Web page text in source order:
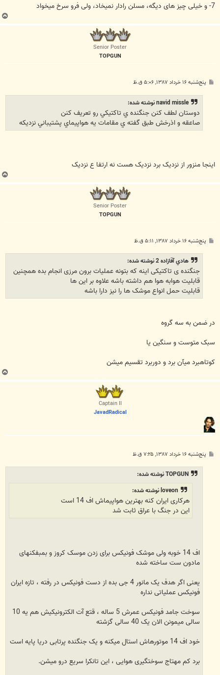
7- و خيلی چيز های ديگه، مسلن رادار نميخاد، ولی فرو سرخ ميخواد
ب
ا
Senior Poster
TOPGUN
پ پنج‌شنبه ۱۶ خرداد ۱۳۸۷, ۵:۰۶ ق.ظ
navid missle نوشته شده:
دوستان لطف کنن جنگنده ي تاکتيکي رو تعريف کنن
صاعقه و اذرخش طبق گفته ي مقامات يه هواپيماي پشتيباني نزديکه
اينجا منزور از نزديک برد نزديک هست نه ارتفا ع نزديک
ب
ا
Senior Poster
TOPGUN
پ پنج‌شنبه ۱۶ خرداد ۱۳۸۷, ۵:۱۱ ق.ظ
هادي آقازاده 2 نوشته شده:
جنگنده ی تاکتیکی اینه که بتونه عملیات برون مرزی انجام بده همچنین
قابلیت هوابه هوا هم داشته باشه علاوه بر این ها
قابلیت حمل انواع موشک ها را نیز دارا باشه
در ضمن به سه گروه
سبک متوست و سنگين يا
کوتاهبرد ميآن برد و دوربرد تقسيم ميشن
ب
ا
Captain II
JavadRadical
پ پنج‌شنبه ۱۶ خرداد ۱۳۸۷, ۷:۲۵ ق.ظ
TOPGUN نوشته شده:
loveon نوشته شده:
هرکاری ایران کنه بهترین هواپیماش اف 14 است
این در جنگ با عراق ثابت شد
اف 14 خوبه ولی موشک فونيکس برای زدن موسک کروز و بمبفکنهای
مادون ست ساخته شده
يعنی اگر هدف يک مانور 4 جی بده از دست فونيکس در رفته ، تازه ايران
فونيکس عملياتی نداره
سوخت جامد فونيکس عمرش 5 ساله ، قتع آت الکترونيکيش هم يه 10
سالی ميمونن الان يک 40 سالی گزشته
خود اف 14 موتورهاش استال ميکنه و يک جنگنده پرتابی دريا پايه است
برد کم مهتاج سوختگيری هوايی ، اين تانکرا سريع درو ميشن.